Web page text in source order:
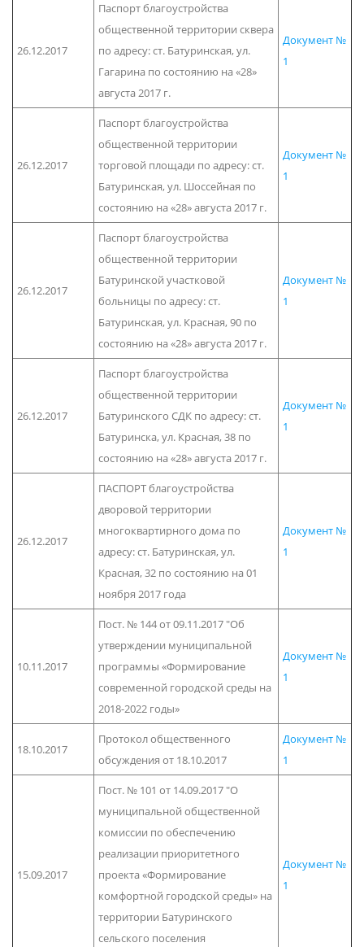
26.12.2017
Паспорт благоустройства
общественной территории сквера
по адресу: ст. Батуринская, ул.
Гагарина по состоянию на «28»
августа 2017 г.
Документ №
1
26.12.2017
Паспорт благоустройства
общественной территории
торговой площади по адресу: ст.
Батуринская, ул. Шоссейная по
состоянию на «28» августа 2017 г.
Документ №
1
26.12.2017
Паспорт благоустройства
общественной территории
Батуринской участковой
больницы по адресу: ст.
Батуринская, ул. Красная, 90 по
состоянию на «28» августа 2017 г.
Документ №
1
26.12.2017
Паспорт благоустройства
общественной территории
Батуринского СДК по адресу: ст.
Батуринска, ул. Красная, 38 по
состоянию на «28» августа 2017 г.
Документ №
1
26.12.2017
ПАСПОРТ благоустройства
дворовой территории
многоквартирного дома по
адресу: ст. Батуринская, ул.
Красная, 32 по состоянию на 01
ноября 2017 года
Документ №
1
10.11.2017
Пост. № 144 от 09.11.2017 "Об
утверждении муниципальной
программы «Формирование
современной городской среды на
2018-2022 годы»
Документ №
1
18.10.2017
Протокол общественного
обсуждения от 18.10.2017
Документ №
1
15.09.2017
Пост. № 101 от 14.09.2017 "О
муниципальной общественной
комиссии по обеспечению
реализации приоритетного
проекта «Формирование
комфортной городской среды» на
территории Батуринского
сельского поселения
Документ №
1